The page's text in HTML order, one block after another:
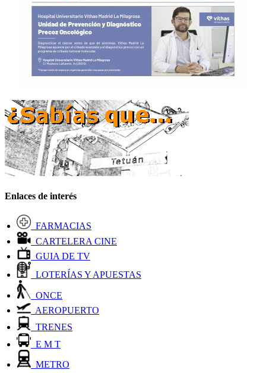
Enlaces de interés
FARMACIAS
CARTELERA CINE
GUIA DE TV
LOTERÍAS Y APUESTAS
ONCE
AEROPUERTO
TRENES
E M T
METRO